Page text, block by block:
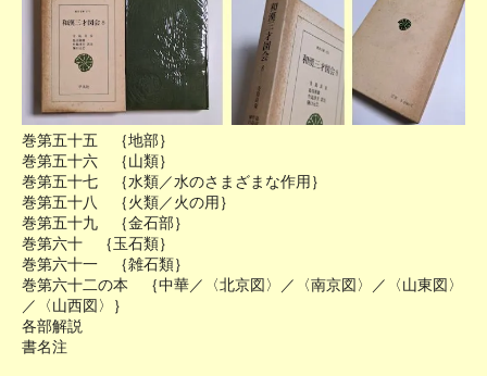
巻第五十五 ｛地部｝
巻第五十六 ｛山類｝
巻第五十七 ｛水類／水のさまざまな作用｝
巻第五十八 ｛火類／火の用｝
巻第五十九 ｛金石部｝
巻第六十 ｛玉石類｝
巻第六十一 ｛雑石類｝
巻第六十二の本 ｛中華／〈北京図〉／〈南京図〉／〈山東図〉
／〈山西図〉｝
各部解説
書名注